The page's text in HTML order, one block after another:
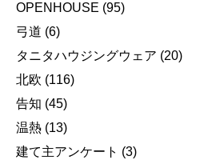
OPENHOUSE (95)
弓道 (6)
タニタハウジングウェア (20)
北欧 (116)
告知 (45)
温熱 (13)
建て主アンケート (3)